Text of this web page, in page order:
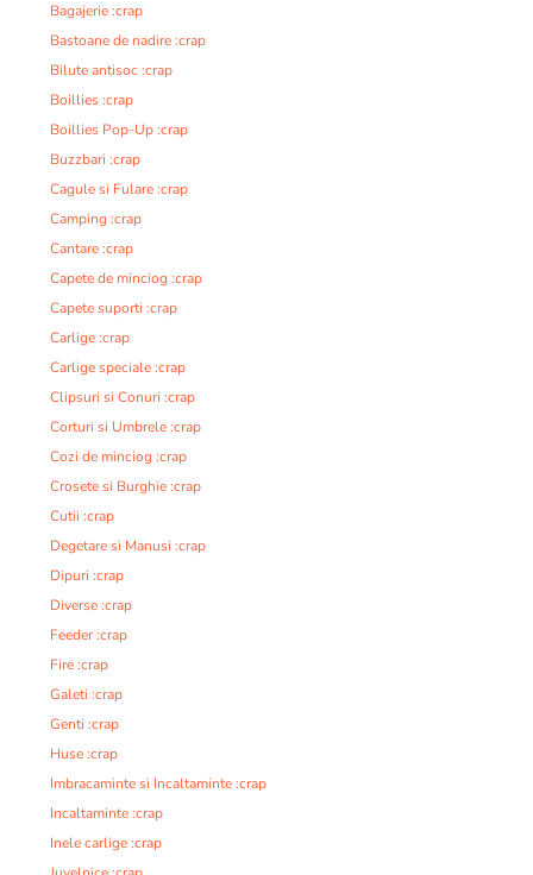
Bagajerie :crap
Bastoane de nadire :crap
Bilute antisoc :crap
Boillies :crap
Boillies Pop-Up :crap
Buzzbari :crap
Cagule si Fulare :crap
Camping :crap
Cantare :crap
Capete de minciog :crap
Capete suporti :crap
Carlige :crap
Carlige speciale :crap
Clipsuri si Conuri :crap
Corturi si Umbrele :crap
Cozi de minciog :crap
Crosete si Burghie :crap
Cutii :crap
Degetare si Manusi :crap
Dipuri :crap
Diverse :crap
Feeder :crap
Fire :crap
Galeti :crap
Genti :crap
Huse :crap
Imbracaminte si Incaltaminte :crap
Incaltaminte :crap
Inele carlige :crap